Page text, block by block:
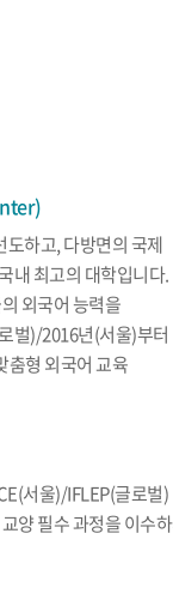
하고, 다방면의 국제
내 최고의 대학입니다.
외국어 능력을
벌)/2016년(서울)부터
춤형 외국어 교육
서울)/IFLEP(글로벌)
양 필수 과정을 이수